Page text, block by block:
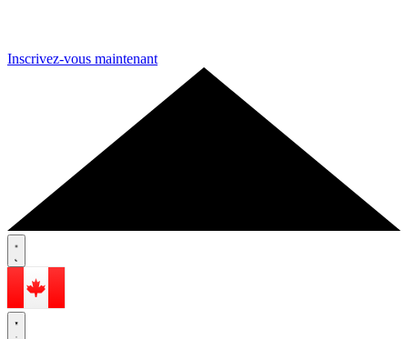
Inscrivez-vous maintenant